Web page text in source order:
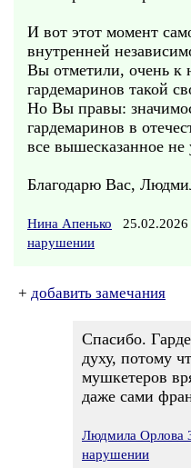
И вот этот момент
внутренней
Вы отметили, очень к
гардемаринов такой
Но Вы правы:
гардемаринов в
все вышесказанное не
Благодарю Вас,
Нина Апенько
нарушении
+ добавить замечания
Спасибо.
духу, потому
мушкетеров
даже сами
Людмила Орлова
нарушении